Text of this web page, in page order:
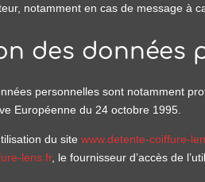
notamment en cas de message
des données
personnelles sont notamment
Européenne du 24 octobre 1995.
du sitewww.detente-coiffure-
lens.fr, le fournisseur d’accès de